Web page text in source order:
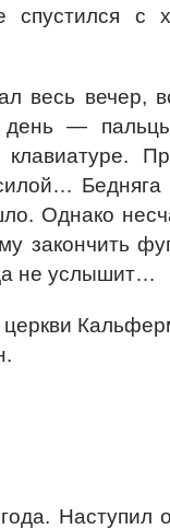
спустился с
весь вечер,
—
клавиатуре.
Бедняга
Однако
закончить
не услышит…
церкви
Наступил